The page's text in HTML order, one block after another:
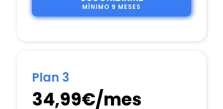
MÍNIMO 9 MESES
Plan 3
34,99€/mes